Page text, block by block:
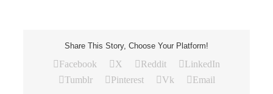
Share This Story, Choose Your Platform!
Facebook X Reddit
LinkedIn
Tumblr
Pinterest Vk Email